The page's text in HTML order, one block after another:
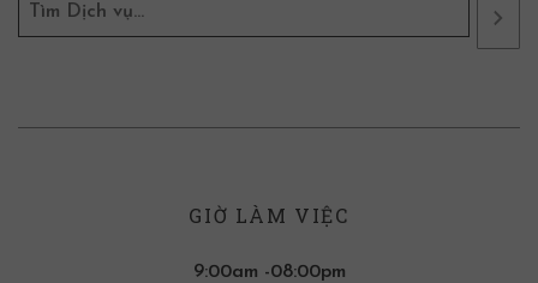
GIỜ LÀM VIỆC
9:00am -08:00pm